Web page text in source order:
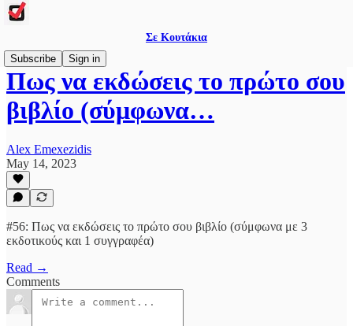
Σε Κουτάκια
Subscribe
Sign in
Πως να εκδώσεις το πρώτο σου
βιβλίο (σύμφωνα…
Alex Emexezidis
May 14, 2023
#56: Πως να εκδώσεις το πρώτο σου βιβλίο (σύμφωνα με 3
εκδοτικούς και 1 συγγραφέα)
Read →
Comments